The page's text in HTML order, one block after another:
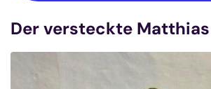
Der versteckte Matthias